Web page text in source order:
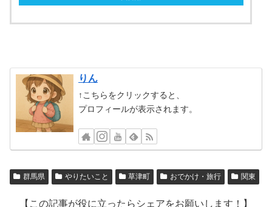
りん
↑こちらをクリックすると、
プロフィールが表示されます。
群馬県 やりたいこと 草津町 おでかけ・旅行 関東
【この記事が役に立ったらシェアをお願いします！】